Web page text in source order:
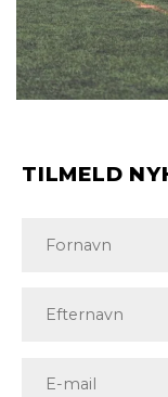
TILMELD